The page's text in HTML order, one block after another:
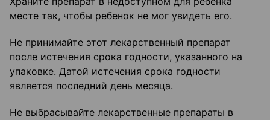
месте так, чтобы ребенок не мог увидеть его.
Не принимайте этот лекарственный препарат
после истечения срока годности, указанного на
упаковке. Датой истечения срока годности
является последний день месяца.
Не выбрасывайте лекарственные препараты в